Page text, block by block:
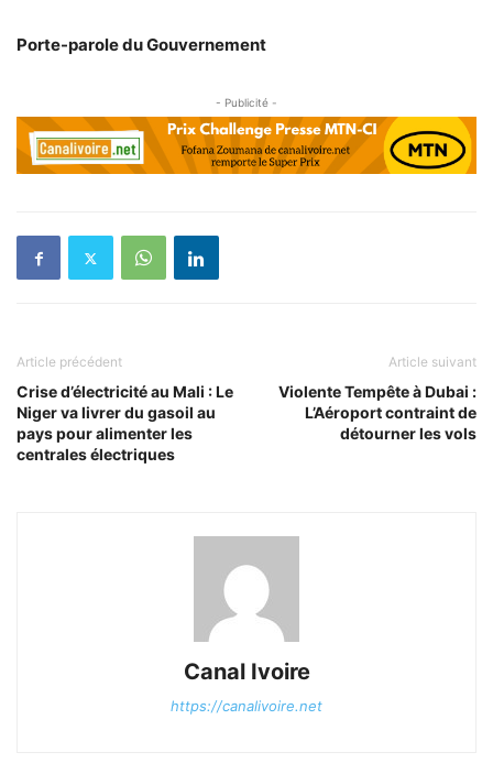
Porte-parole du Gouvernement
- Publicité -
Article précédent
Crise d’électricité au Mali : Le
Niger va livrer du gasoil au
pays pour alimenter les
centrales électriques
Article suivant
Violente Tempête à Dubai :
L’Aéroport contraint de
détourner les vols
Canal Ivoire
https://canalivoire.net